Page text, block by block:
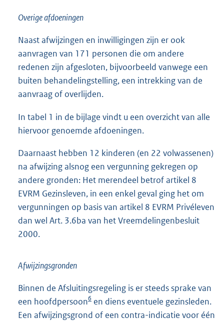
Overige afdoeningen
Naast afwijzingen en inwilligingen zijn er ook
aanvragen van 171 personen die om andere
redenen zijn afgesloten, bijvoorbeeld vanwege een
buiten behandelingstelling, een intrekking van de
aanvraag of overlijden.
In tabel 1 in de bijlage vindt u een overzicht van alle
hiervoor genoemde afdoeningen.
Daarnaast hebben 12 kinderen (en 22 volwassenen)
na afwijzing alsnog een vergunning gekregen op
andere gronden: Het merendeel betrof artikel 8
EVRM Gezinsleven, in een enkel geval ging het om
vergunningen op basis van artikel 8 EVRM Privéleven
dan wel Art. 3.6ba van het Vreemdelingenbesluit
2000.
Afwijzingsgronden
Binnen de Afsluitingsregeling is er steeds sprake van
een hoofdpersoon6 en diens eventuele gezinsleden.
Een afwijzingsgrond of een contra-indicatie voor één